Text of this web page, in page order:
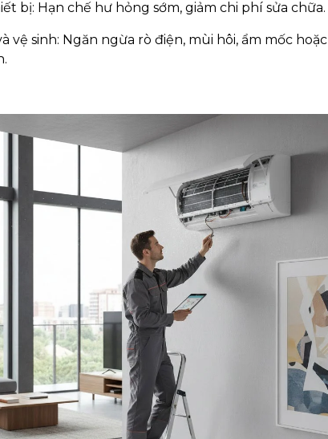
bị: Hạn chế hư hỏng sớm, giảm chi phí sửa chữa.
vệ sinh: Ngăn ngừa rò điện, mùi hôi, ẩm mốc hoặc